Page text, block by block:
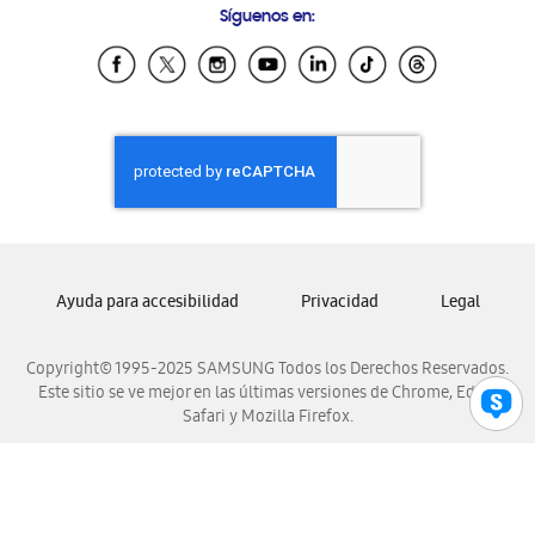
Samsung Ecuador
Samsung El Salvador
Samsung Honduras
Samsung Nicaragua
Samsung Panamá
Samsung Venezuela
Síguenos en:
Copyright© 1995-2025 SAMSUNG Todos los Derechos Reservados.
Este sitio se ve mejor en las últimas versiones de Chrome, Edge,
Safari y Mozilla Firefox.
Ayuda para accesibilidad Privacidad Legal